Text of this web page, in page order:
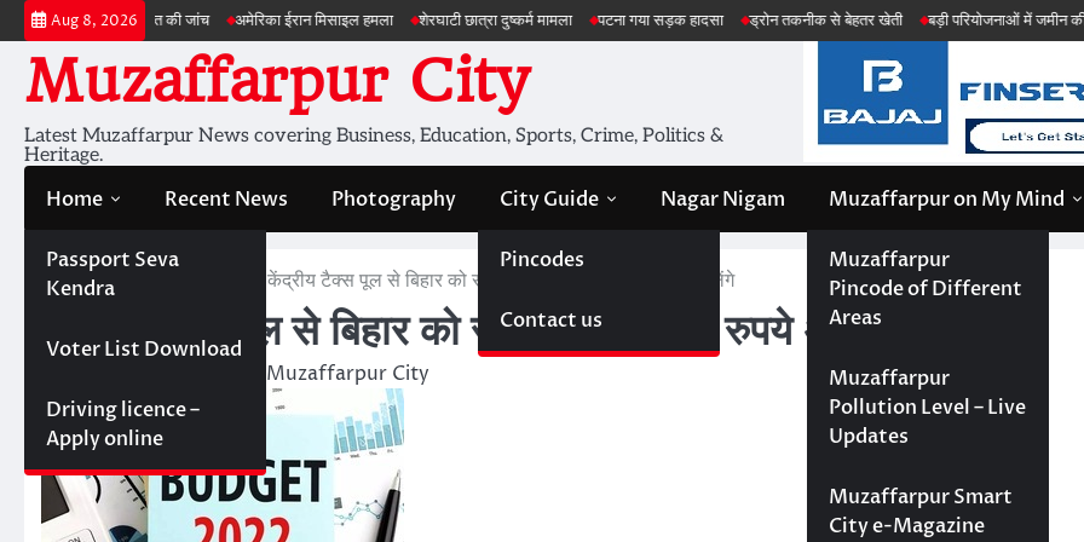
Skip
to
content
Aug 8, 2026
की सेहत की जांच अमेरिका ईरान मिसाइल हमला शेरघाटी छात्रा दुष्कर्म मामला पटना गया सड़क हादसा ड्रोन तकनीक से बेहतर खेती बड़ी परियोजनाओं में जमीन की सेहत की जांच
Muzaffarpur City
Latest Muzaffarpur News covering Business, Education, Sports, Crime, Politics &
Heritage.
Home
Passport Seva
Kendra
Voter List Download
Driving licence –
Apply online
Recent News Photography City Guide
Pincodes
Contact us
Nagar Nigam Muzaffarpur on My Mind
Muzaffarpur
Pincode of Different
Areas
Muzaffarpur
Pollution Level – Live
Updates
Muzaffarpur Smart
City e-Magazine
Home केंद्रीय टैक्स पूल से बिहार को सात हजार करोड़ रुपये अतिरिक्त मिलेंगे
केंद्रीय टैक्स पूल से बिहार को सात हजार करोड़ रुपये अतिरिक्त मिलेंगे
Muzaffarpur City